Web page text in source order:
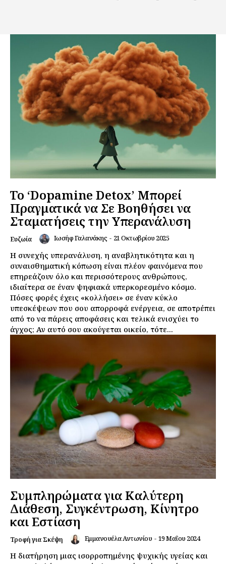
Το ‘Dopamine Detox’ Μπορεί
Πραγματικά να Σε Βοηθήσει να
Σταματήσεις την Υπερανάλυση
Ευζωία Ιωσήφ Γαλανάκης - 21 Οκτωβρίου 2025
Η συνεχής υπερανάλυση, η αναβλητικότητα και η
συναισθηματική κόπωση είναι πλέον φαινόμενα που
επηρεάζουν όλο και περισσότερους ανθρώπους,
ιδιαίτερα σε έναν ψηφιακά υπερκορεσμένο κόσμο.
Πόσες φορές έχεις «κολλήσει» σε έναν κύκλο
υπεσκέψεων που σου απορροφά ενέργεια, σε αποτρέπει
από το να πάρεις αποφάσεις και τελικά ενισχύει το
άγχος; Αν αυτό σου ακούγεται οικείο, τότε...
Συμπληρώματα για Καλύτερη
Διάθεση, Συγκέντρωση, Κίνητρο
και Εστίαση
Τροφή για Σκέψη Εμμανουέλα Αντωνίου - 19 Μαΐου 2024
Η διατήρηση μιας ισορροπημένης ψυχικής υγείας και